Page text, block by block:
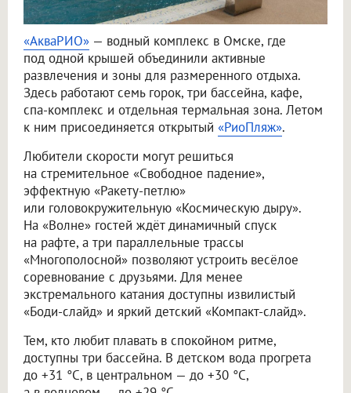
«АкваРИО» — водный комплекс в Омске, где
под одной крышей объединили активные
развлечения и зоны для размеренного отдыха.
Здесь работают семь горок, три бассейна, кафе,
спа-комплекс и отдельная термальная зона. Летом
к ним присоединяется открытый «РиоПляж».
Любители скорости могут решиться
на стремительное «Свободное падение»,
эффектную «Ракету-петлю»
или головокружительную «Космическую дыру».
На «Волне» гостей ждёт динамичный спуск
на рафте, а три параллельные трассы
«Многополосной» позволяют устроить весёлое
соревнование с друзьями. Для менее
экстремального катания доступны извилистый
«Боди-слайд» и яркий детский «Компакт-слайд».
Тем, кто любит плавать в спокойном ритме,
доступны три бассейна. В детском вода прогрета
до +31 °C, в центральном — до +30 °C,